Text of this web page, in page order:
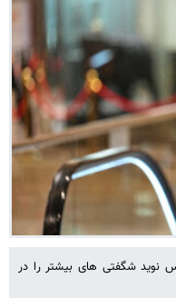
نوید شگفتی های بیشتر را در